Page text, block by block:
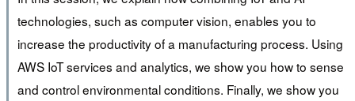
technologies, such as computer vision, enables you to
increase the productivity of a manufacturing process. Using
AWS IoT services and analytics, we show you how to sense
and control environmental conditions. Finally, we show you